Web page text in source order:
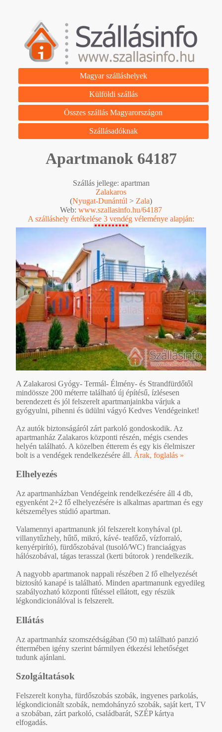
Magyar szálláshelyek
Külföldi szállás
Összes szállás Magyarországon
Szállásadóknak
Apartmanok 64187
Szállás jellege: apartman
Zalakaros
(Nyugat-Dunántúl > Zala)
Web: www.szallasinfo.hu/64187
A szálláshely értékelése 3 vendég véleménye alapján:
A Zalakarosi Gyógy- Termál- Élmény- és Strandfürdőtől
mindössze 200 méterre található új építésű, ízlésesen
berendezett és jól felszerelt apartmanjainkba várjuk a
gyógyulni, pihenni és üdülni vágyó Kedves Vendégeinket!
Az autók biztonságáról zárt parkoló gondoskodik. Az
apartmanház Zalakaros központi részén, mégis csendes
helyén található. A közelben étterem és egy kis élelmiszer
bolt is a vendégek rendelkezésére áll. Árak, foglalás »
Elhelyezés
Az apartmanházban Vendégeink rendelkezésére áll 4 db,
egyenként 2+2 fő elhelyezésére is alkalmas apartman és egy
kétszemélyes stúdió apartman.
Valamennyi apartmanunk jól felszerelt konyhával (pl.
villanytűzhely, hűtő, mikró, kávé- teafőző, vízforraló,
kenyérpirító), fürdőszobával (tusoló/WC) franciaágyas
hálószobával, tágas terasszal (kerti bútorok ) rendelkezik.
A nagyobb apartmanok nappali részében 2 fő elhelyezését
biztosító kanapé is található. Minden apartmanunk egyedileg
szabályozható központi fűtéssel ellátott, egy részük
légkondicionálóval is felszerelt.
Ellátás
Az apartmanház szomszédságában (50 m) található panzió
éttermében igény szerint bármilyen étkezési lehetőséget
tudunk ajánlani.
Szolgáltatások
Felszerelt konyha, fürdőszobás szobák, ingyenes parkolás,
légkondicionált szobák, nemdohányzó szobák, saját kert, TV
a szobában, zárt parkoló, családbarát, SZÉP kártya
elfogadás.